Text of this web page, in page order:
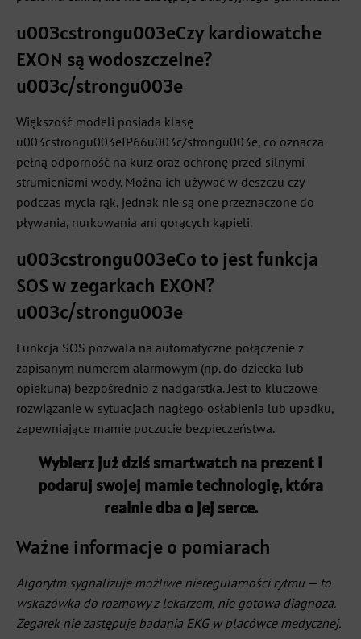
u003cstrongu003eCzy kardiowatche
EXON są wodoszczelne?
u003c/strongu003e
Większość modeli posiada klasę
u003cstrongu003eIP66u003c/strongu003e, co oznacza
pełną odporność na kurz oraz ochronę przed silnymi
strumieniami wody. Można ich używać w deszczu czy
podczas mycia rąk, jednak nie są one przeznaczone do
pływania, nurkowania ani gorących kąpieli.
u003cstrongu003eCo to jest funkcja
SOS w zegarkach EXON?
u003c/strongu003e
Funkcja SOS pozwala na automatyczne połączenie z
zapisanym numerem alarmowym (np. do dziecka lub
opiekuna) bezpośrednio z nadgarstka. Jest to kluczowe
rozwiązanie w sytuacjach nagłego osłabienia lub upadku,
zapewniające mamie poczucie bezpieczeństwa.
Wybierz już dziś smartwatch na prezent i
podaruj swojej mamie technologię, która
realnie dba o jej serce.
Ważne informacje o pomiarach
Algorytm sygnalizuje możliwe nieregularności rytmu — to
wskazówka do rozmowy z lekarzem, nie gotowa diagnoza.
Zegarek nie zastępuje badania EKG w placówce medycznej.